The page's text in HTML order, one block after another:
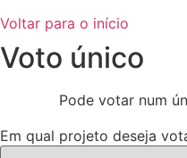
Voltar para o início
Voto único
Pode votar num
Em qual projeto deseja